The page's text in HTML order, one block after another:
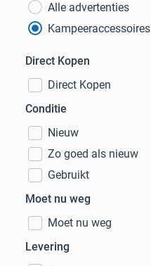
Alle advertenties
Kampeeraccessoires
Direct Kopen
Direct Kopen
Conditie
Nieuw
Zo goed als nieuw
Gebruikt
Moet nu weg
Moet nu weg
Levering